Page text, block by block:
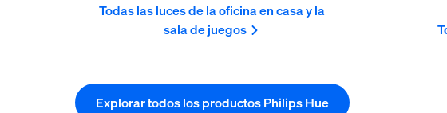
Todas las luces de la oficina en casa y la
sala de juegos
Explorar todos los productos Philips Hue